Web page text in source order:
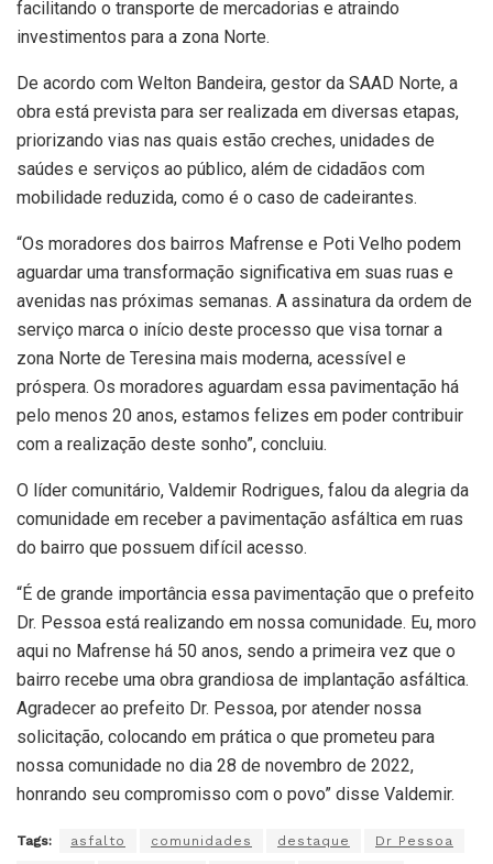
facilitando o transporte de mercadorias e atraindo
investimentos para a zona Norte.
De acordo com Welton Bandeira, gestor da SAAD Norte, a
obra está prevista para ser realizada em diversas etapas,
priorizando vias nas quais estão creches, unidades de
saúdes e serviços ao público, além de cidadãos com
mobilidade reduzida, como é o caso de cadeirantes.
“Os moradores dos bairros Mafrense e Poti Velho podem
aguardar uma transformação significativa em suas ruas e
avenidas nas próximas semanas. A assinatura da ordem de
serviço marca o início deste processo que visa tornar a
zona Norte de Teresina mais moderna, acessível e
próspera. Os moradores aguardam essa pavimentação há
pelo menos 20 anos, estamos felizes em poder contribuir
com a realização deste sonho”, concluiu.
O líder comunitário, Valdemir Rodrigues, falou da alegria da
comunidade em receber a pavimentação asfáltica em ruas
do bairro que possuem difícil acesso.
“É de grande importância essa pavimentação que o prefeito
Dr. Pessoa está realizando em nossa comunidade. Eu, moro
aqui no Mafrense há 50 anos, sendo a primeira vez que o
bairro recebe uma obra grandiosa de implantação asfáltica.
Agradecer ao prefeito Dr. Pessoa, por atender nossa
solicitação, colocando em prática o que prometeu para
nossa comunidade no dia 28 de novembro de 2022,
honrando seu compromisso com o povo” disse Valdemir.
Tags: asfalto comunidades destaque Dr Pessoa